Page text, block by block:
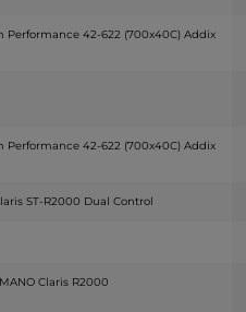
Performance 42-622 (700x40C) Addix
Performance 42-622 (700x40C) Addix
ST-R2000 Dual Control
Claris R2000